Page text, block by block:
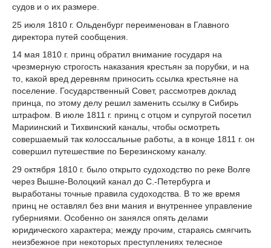
судов и о их размере.
25 июля 1810 г. Ольденбург переименован в Главного
директора путей сообщения.
14 мая 1810 г. принц обратил внимание государя на
чрезмерную строгость наказания крестьян за порубки, и на
то, какой вред деревням приносить ссылка крестьяне на
поселение. Государственный Совет, рассмотрев доклад
принца, по этому делу решил заменить ссылку в Сибирь
штрафом. В июле 1811 г. принц с отцом и супругой посетил
Мариинский и Тихвинский каналы, чтобы осмотреть
совершаемый так колоссальные работы, а в конце 1811 г. он
совершил путешествие по Березинскому каналу.
29 октября 1810 г. было открыто судоходство по реке Волге
через Вышне-Волоцкий канал до С.-Петербурга и
выработаны точные правила судоходства. В то же время
принц не оставлял без вни мания и внутреннее управление
губерниями. Особенно он занялся опять делами
юридического характера; между прочим, стараясь смягчить
неизбежное при некоторых преступлениях телесное